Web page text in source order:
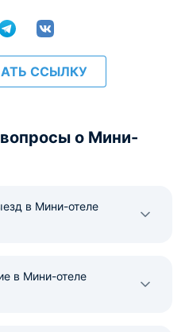
ССЫЛКУ
о Мини-
в Мини-отеле
в Мини-отеле